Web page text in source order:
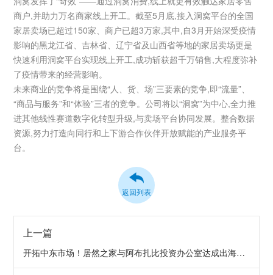
商户,并助力万名商家线上开工。截至5月底,接入洞窝平台的全国
家居卖场已超过150家、商户已超3万家,其中,自3月开始深受疫情
影响的黑龙江省、吉林省、辽宁省及山西省等地的家居卖场更是
快速利用洞窝平台实现线上开工,成功斩获超千万销售,大程度弥补
了疫情带来的经营影响。
未来商业的竞争将是围绕“人、货、场”三要素的竞争,即“流量”、
“商品与服务”和“体验”三者的竞争。公司将以“洞窝”为中心,全力推
进其他线性赛道数字化转型升级,与卖场平台协同发展。整合数据
资源,努力打造向同行和上下游合作伙伴开放赋能的产业服务平
台。
返回列表
上一篇
开拓中东市场！居然之家与阿布扎比投资办公室达成出海共识